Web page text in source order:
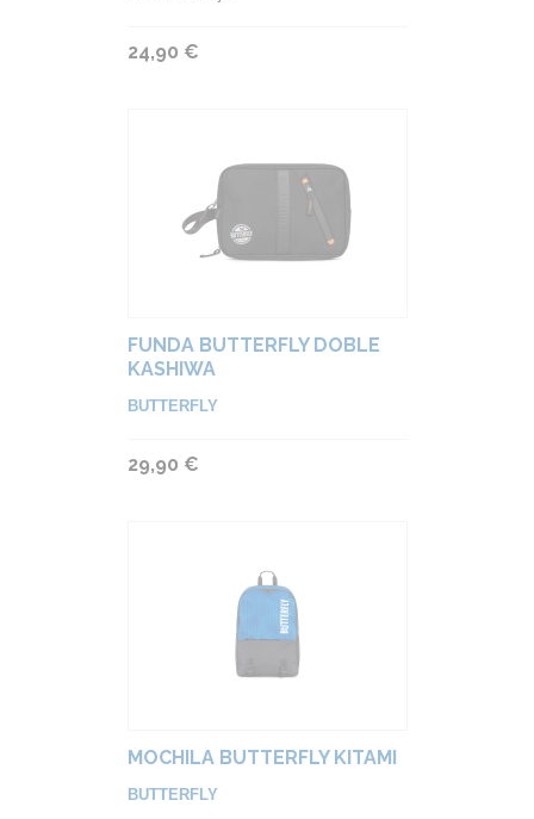
24,90 €
FUNDA BUTTERFLY DOBLE
KASHIWA
BUTTERFLY
29,90 €
MOCHILA BUTTERFLY KITAMI
BUTTERFLY